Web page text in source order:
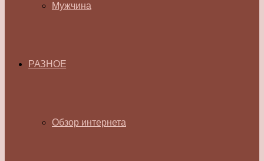
Мужчина
РАЗНОЕ
Обзор интернета